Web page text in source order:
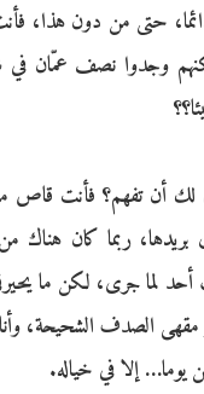
حتى من دون هذا،
وجدوا نصف عمّان
أن تفهم؟ فأنت قاص
بريدها، ربما كان
أحد لما جرى، لكن ما
مقهى الصدف الشحيحة،
إلا في خياله.